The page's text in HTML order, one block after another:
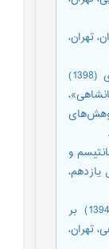
تهران،
حسینی آبباریکی، سیّد ‌آرمان و سلما ساعدی (1398)
اکرمی (1389) «رمانتیسم و
رحیمی‌زنگنه، ابراهیم و ناصر گلستان‌فر (1394) بر
تهران،